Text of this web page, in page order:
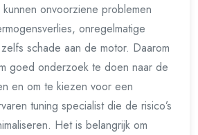
onvoorziene problemen
onregelmatige
schade aan de motor. Daarom
goed onderzoek te doen naar de
en om te kiezen voor een
tuning specialist die de risico’s
Het is belangrijk om